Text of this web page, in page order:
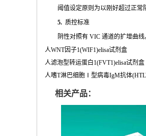
阈值设定原则为以刚好超过正常
5. 质控标准
阴性对照有 VIC通道的扩增曲
人WNT因子1(WIF1)elisa试剂盒
人滤泡型转运蛋白1(FVT1)elisa试剂盒
人嗜T淋巴细胞Ⅰ型病毒IgM抗体
相关产品：